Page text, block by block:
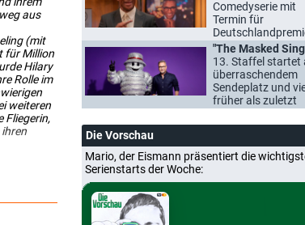
aus
(mit
für Million
Hilary
Rolle im
weiteren
Fliegerin,
Comedyserie mit
Termin für
"The Masked
13. Staffel startet
überraschendem
Sendeplatz und
früher als zuletzt
Die Vorschau
Mario, der Eismann präsentiert die
Serienstarts der Woche: